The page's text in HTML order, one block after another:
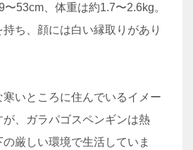
53cm、体重は約1.7〜2.6kg。
ち、顔には白い縁取りがあり
いところに住んでいるイメー
が、ガラパゴスペンギンは熱
厳しい環境で生活していま